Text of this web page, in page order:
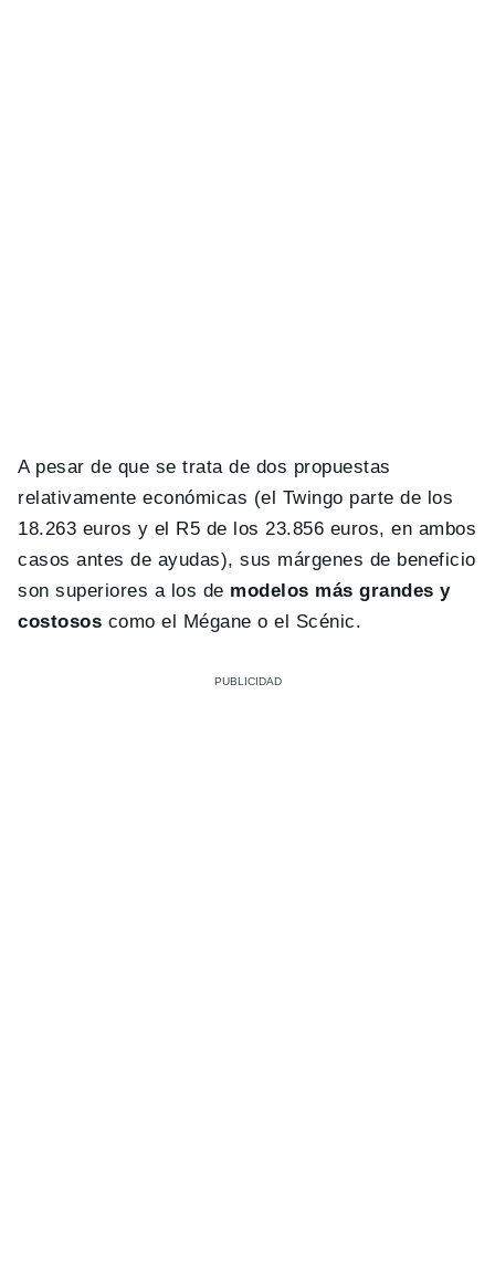
A pesar de que se trata de dos propuestas
relativamente económicas (el Twingo parte de los
18.263 euros y el R5 de los 23.856 euros, en ambos
casos antes de ayudas), sus márgenes de beneficio
son superiores a los de modelos más grandes y
costosos como el Mégane o el Scénic.